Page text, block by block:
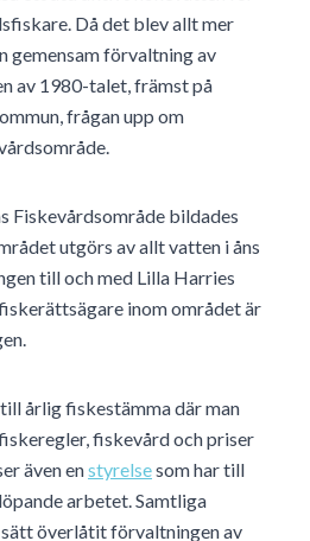
Då det blev allt mer
gemensam förvaltning av
av 1980-talet, främst på
frågan upp om
Fiskevårdsområde bildades
utgörs av allt vatten i åns
till och med Lilla Harries
inom området är
årlig fiskestämma där man
fiskevård och priser
även enstyrelsesom har till
arbetet. Samtliga
sätt överlåtit förvaltningen av